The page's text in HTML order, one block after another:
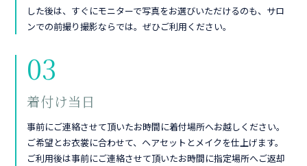
した後は、すぐにモニターで写真をお選びいただけるのも、サロ
ンでの前撮り撮影ならでは。ぜひご利用ください。
03
着付け当日
事前にご連絡させて頂いたお時間に着付場所へお越しください。
ご希望とお衣裳に合わせて、ヘアセットとメイクを仕上げます。
ご利用後は事前にご連絡させて頂いたお時間に指定場所へご返却